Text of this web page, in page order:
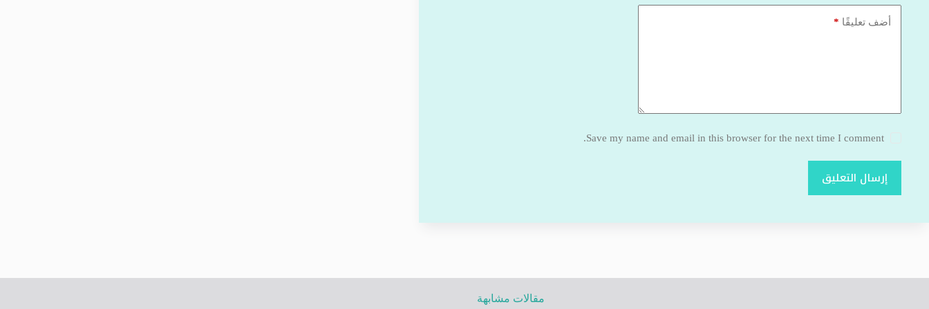
أضف تعليقًا *
Save my name and email in this browser for the next time I comment.
إرسال التعليق
مقالات مشابهة